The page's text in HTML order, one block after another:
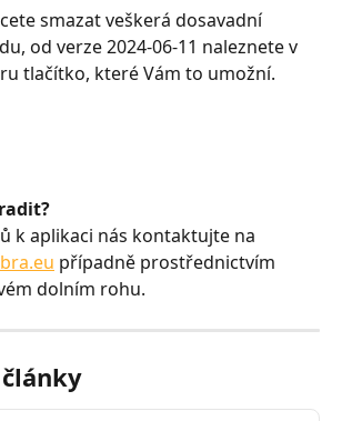
smazat veškerá dosavadní
od verze 2024-06-11 naleznete v
tlačítko, které Vám to umožní.
k aplikaci nás kontaktujte na
případně prostřednictvím
dolním rohu.